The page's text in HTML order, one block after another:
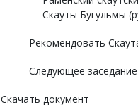
— Скауты Бугульмы
Рекомендовать
Следующее
Скачать документ